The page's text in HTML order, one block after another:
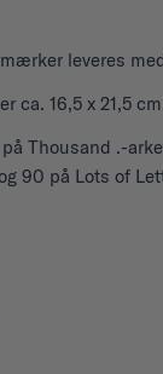
leveres
ca. 16,5 x 21,5
Thousand .-
90 på Lots of